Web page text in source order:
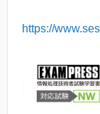
https://